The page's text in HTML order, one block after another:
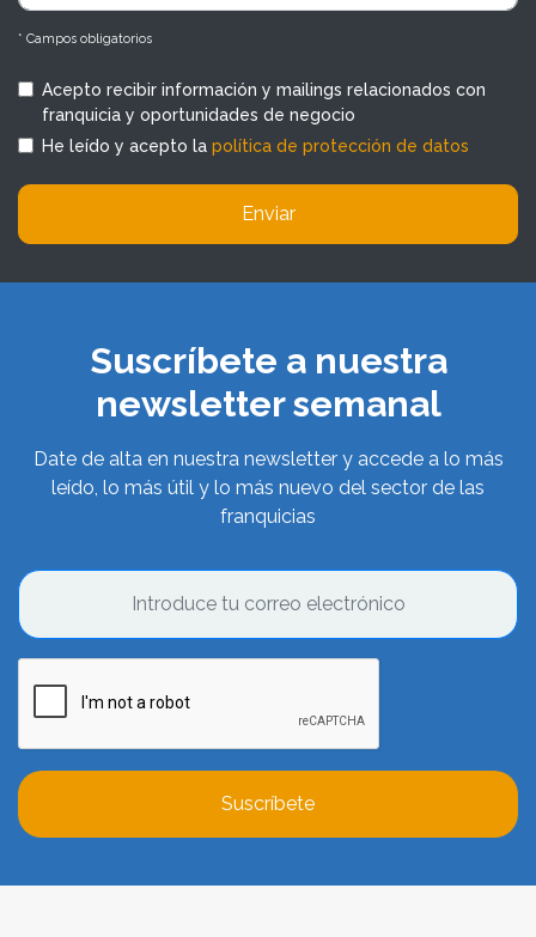
* Campos obligatorios
Acepto recibir información y mailings relacionados con
franquicia y oportunidades de negocio
He leído y acepto la política de protección de datos
Enviar
Suscríbete a nuestra
newsletter semanal
Date de alta en nuestra newsletter y accede a lo más
leído, lo más útil y lo más nuevo del sector de las
franquicias
Suscríbete